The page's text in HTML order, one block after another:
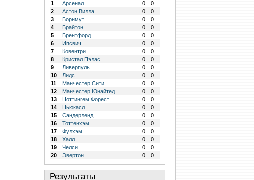
1
Арсенал 0
0
2
Астон Вилла 0
0
3
Борнмут 0
0
4
Брайтон 0
0
5
Брентфорд 0
0
6
Ипсвич 0
0
7
Ковентри 0
0
8
Кристал Пэлас 0
0
9
Ливерпуль 0
0
10
Лидс 0
0
11
Манчестер Сити 0
0
12
Манчестер Юнайтед 0
0
13
Ноттингем Форест 0
0
14
Ньюкасл 0
0
15
Сандерленд 0
0
16
Тоттенхэм 0
0
17
Фулхэм 0
0
18
Халл 0
0
19
Челси 0
0
20
Эвертон 0 0
Результаты